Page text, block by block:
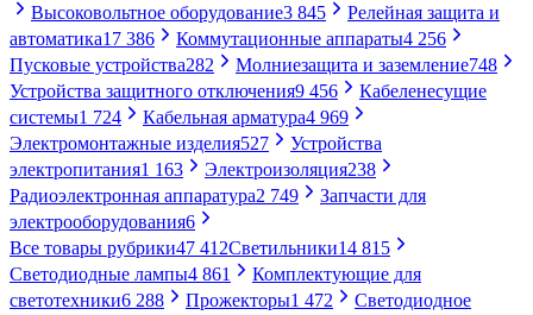
Высоковольтное оборудование3 845
Релейная защита и
автоматика17 386 Коммутационные аппараты4 256
Пусковые устройства282 Молниезащита и заземление748
Устройства защитного отключения9 456
Кабеленесущие
системы1 724 Кабельная арматура4 969
Электромонтажные изделия527
Устройства
электропитания1 163 Электроизоляция238
Радиоэлектронная аппаратура2 749
Запчасти для
электрооборудования6
Все товары рубрики47 412Светильники14 815
Светодиодные лампы4 861
Комплектующие для
светотехники6 288 Прожекторы1 472
Светодиодное